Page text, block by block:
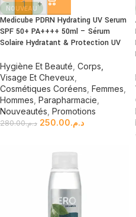
NOUVEAU
- +
Medicube PDRN Hydrating UV Serum
SPF 50+ PA++++ 50ml – Sérum
Solaire Hydratant & Protection UV
Hygiène Et Beauté Corps,
Visage Et Cheveux
Cosmétiques Coréens Femmes
Hommes Parapharmacie
Nouveautés Promotions
د.م.280.00 د.م.250.00